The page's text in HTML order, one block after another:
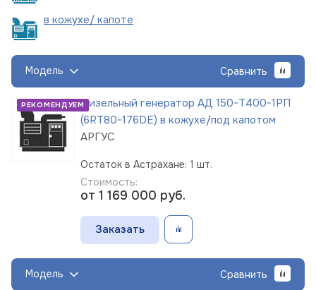
в кожухе/ капоте
Модель Сравнить
РЕКОМЕНДУЕМДизельный генератор АД 150-Т400-1РП
(6RT80-176DE) в кожухе/под капотом
АРГУС
Остаток в Астрахане: 1 шт.
Стоимость:
от 1 169 000 руб.
Заказать
Модель Сравнить